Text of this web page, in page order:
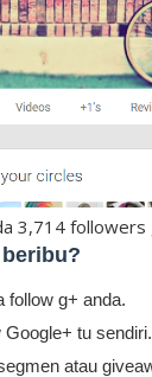
3,714 followers
follow g+ anda.
tu sendiri.
atau